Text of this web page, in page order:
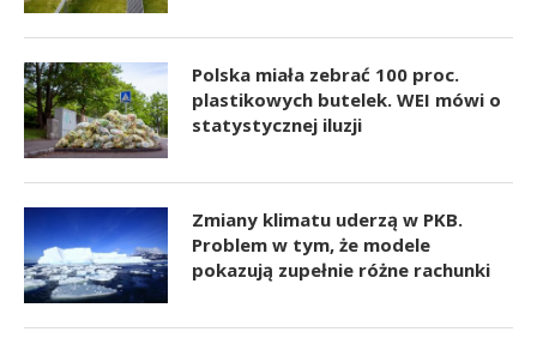
Polska miała zebrać 100 proc.
plastikowych butelek. WEI mówi o
statystycznej iluzji
Zmiany klimatu uderzą w PKB.
Problem w tym, że modele
pokazują zupełnie różne rachunki